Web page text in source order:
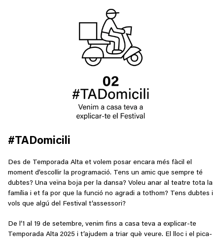
#TADomicili
Des de Temporada Alta et volem posar encara més fàcil el
moment d’escollir la programació. Tens un amic que sempre té
dubtes? Una veïna boja per la dansa? Voleu anar al teatre tota la
família i et fa por que la funció no agradi a tothom? Tens dubtes i
vols que algú del Festival t’assessori?
De l’1 al 19 de setembre, venim fins a casa teva a explicar-te
Temporada Alta 2025 i t’ajudem a triar què veure. El lloc i el pica-